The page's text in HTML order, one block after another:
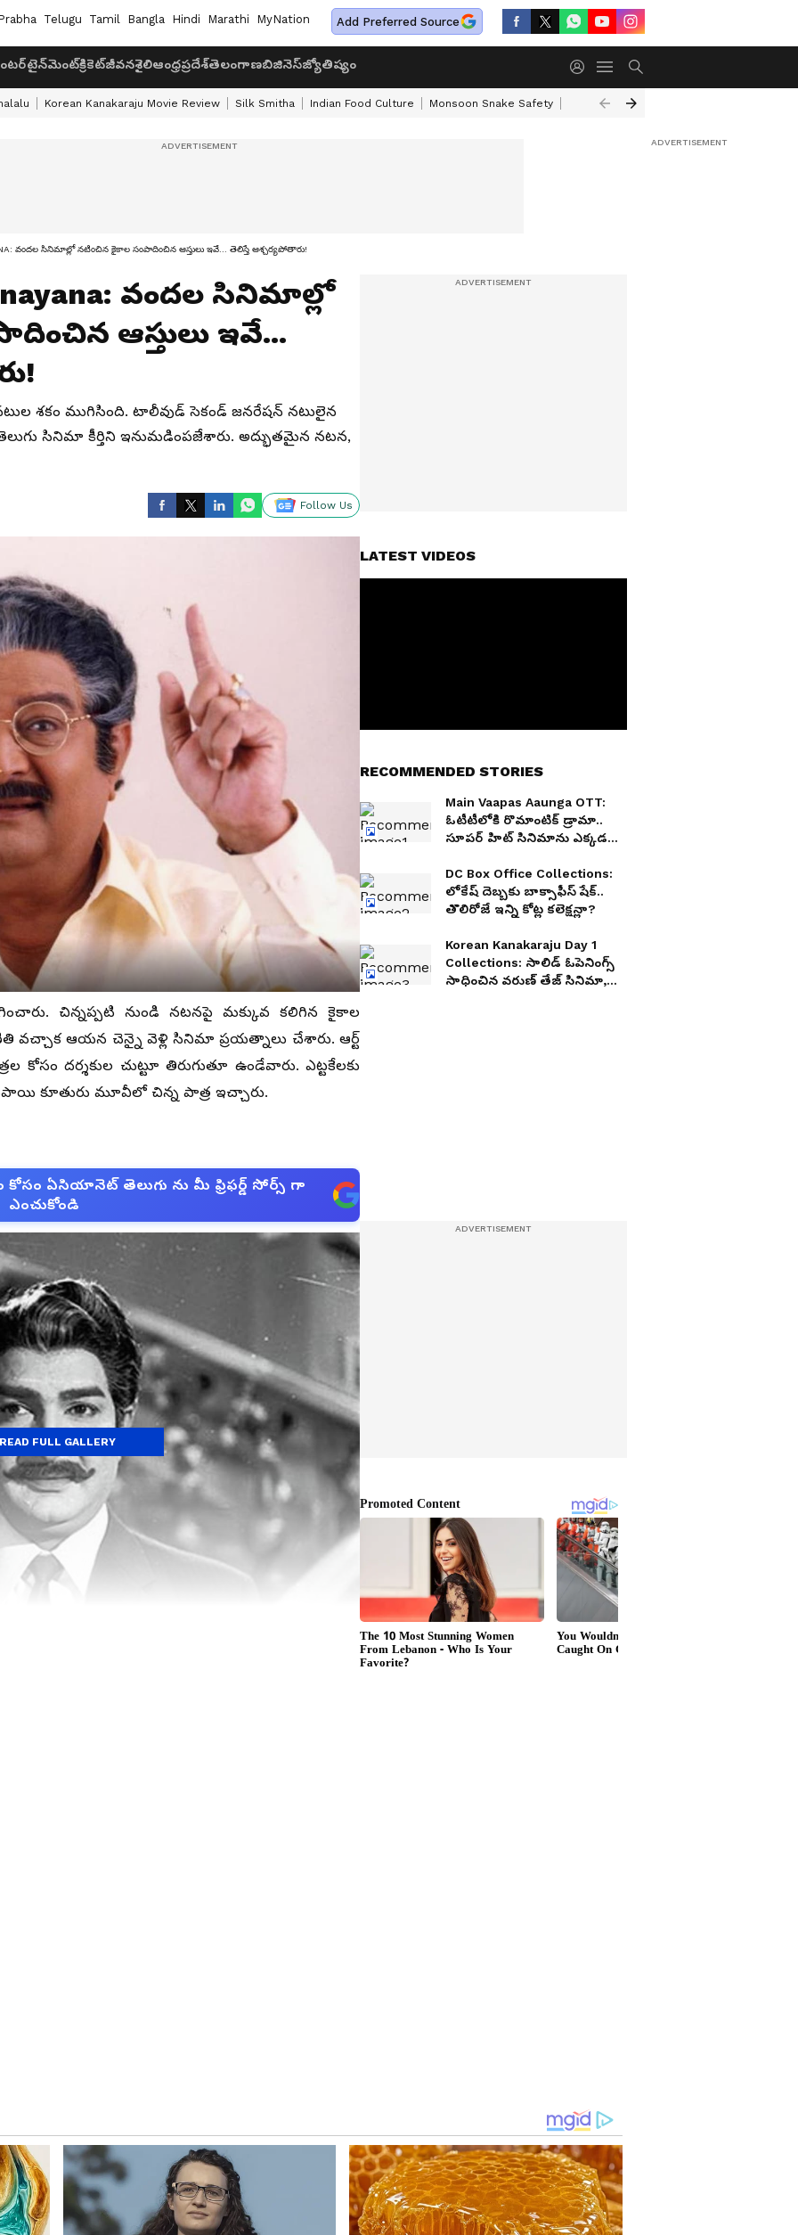
Telugu Tamil Bangla Hindi Marathi MyNation Add Preferred Source
క్రికెట్జీవనశైలిఆంధ్రప్రదేశ్తెలంగాణబిజినెస్జ్యోతిష్యం
Korean Kanakaraju Movie Review Silk Smitha Indian Food Culture Monsoon Snake Safety Akkineni Nageswara Rao
వందల సినిమాల్లో నటించిన కైకాల సంపాదించిన ఆస్తులు ఇవే... తెలిస్తే ఆశ్చర్యపోతారు!
వందల సినిమాల్లో
ఆస్తులు ఇవే...
శకం ముగిసింది. టాలీవుడ్ సెకండ్ జనరేషన్ నటులైన
సినిమా కీర్తిని ఇనుమడింపజేశారు. అద్భుతమైన నటన,
Follow Us
చిన్నప్పటి నుండి నటనపై మక్కువ కలిగిన కైకాల
ఆయన చెన్నై వెళ్లి సినిమా ప్రయత్నాలు చేశారు. ఆర్ట్
దర్శకుల చుట్టూ తిరుగుతూ ఉండేవారు. ఎట్టకేలకు
కూతురు మూవీలో చిన్న పాత్ర ఇచ్చారు.
ఏసియానెట్ తెలుగు ను మీ ఫ్రిఫర్డ్ సోర్స్ గా
ఎంచుకోండి
FULL GALLERY
LATEST VIDEOS
RECOMMENDED STORIES
Main Vaapas Aaunga OTT:
ఓటీటీలోకి రొమాంటిక్ డ్రామా..
సూపర్ హిట్ సినిమాను ఎక్కడ
DC Box Office Collections:
లోకేష్ దెబ్బకు బాక్సాఫీస్ షేక్..
తొలిరోజే ఇన్ని కోట్ల కలెక్షన్లా?
Korean Kanakaraju Day 1
Collections: సాలిడ్ ఓపెనింగ్స్
సాధించిన వరుణ్ తేజ్ సినిమా,